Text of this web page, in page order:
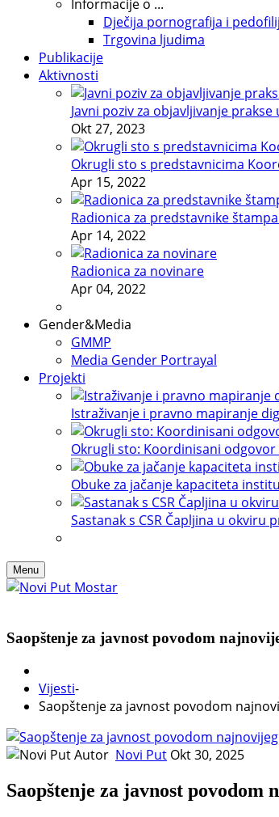
Informacije o ...
Dječija pornografija i
Trgovina ljudima
Publikacije
Aktivnosti
Javni poziv za objavljivanje
Okt 27, 2023
Okrugli sto s predstavnicima
Apr 15, 2022
Radionica za predstavnike
Apr 14, 2022
Radionica za novinare
Apr 04, 2022
Gender&Media
GMMP
Media Gender Portrayal
Projekti
Istraživanje i pravno mapiranje
Okrugli sto: Koordinisani
Obuke za jačanje kapaciteta
Sastanak s CSR Čapljina u okviru
Menu
Saopštenje za javnost povodom
Vijesti-
Saopštenje za javnost povodom
Autor Novi Put Okt 30, 2025
Saopštenje za javnost